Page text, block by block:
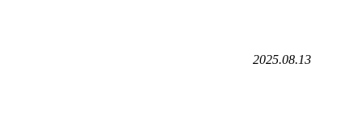
2025.08.13